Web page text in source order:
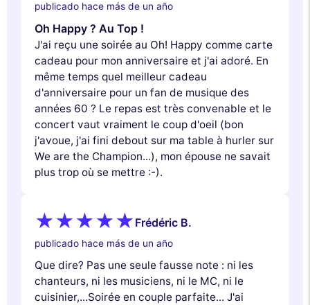
publicado hace más de un año
Oh Happy ? Au Top !
J'ai reçu une soirée au Oh! Happy comme carte
cadeau pour mon anniversaire et j'ai adoré. En
même temps quel meilleur cadeau
d'anniversaire pour un fan de musique des
années 60 ? Le repas est très convenable et le
concert vaut vraiment le coup d'oeil (bon
j'avoue, j'ai fini debout sur ma table à hurler sur
We are the Champion...), mon épouse ne savait
plus trop où se mettre :-).
Frédéric B.
publicado hace más de un año
Que dire? Pas une seule fausse note : ni les
chanteurs, ni les musiciens, ni le MC, ni le
cuisinier,...Soirée en couple parfaite... J'ai